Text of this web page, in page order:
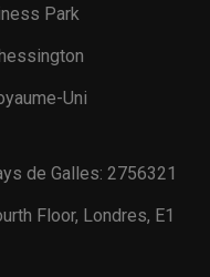
Park
Uni
de Galles: 2756321
Floor, Londres, E1